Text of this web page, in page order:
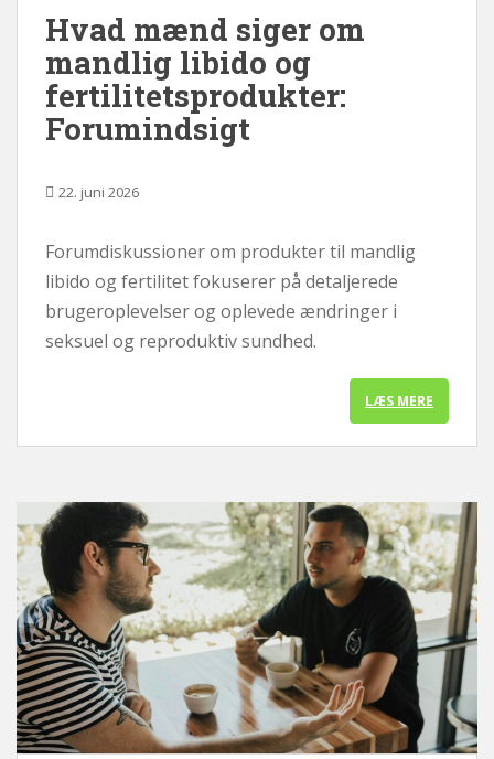
Hvad mænd siger om
mandlig libido og
fertilitetsprodukter:
Forumindsigt
22. juni 2026
Forumdiskussioner om produkter til mandlig
libido og fertilitet fokuserer på detaljerede
brugeroplevelser og oplevede ændringer i
seksuel og reproduktiv sundhed.
LÆS MERE